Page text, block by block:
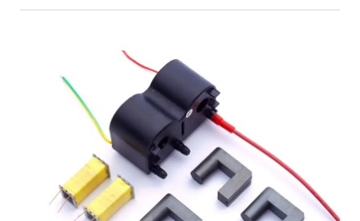
Blog